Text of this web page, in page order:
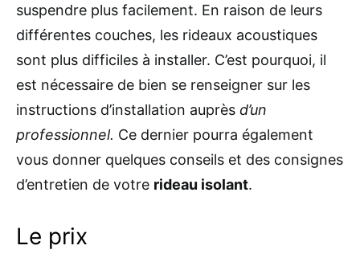
suspendre plus facilement. En raison de leurs
différentes couches, les rideaux acoustiques
sont plus difficiles à installer. C’est pourquoi, il
est nécessaire de bien se renseigner sur les
instructions d’installation auprès d’un
professionnel. Ce dernier pourra également
vous donner quelques conseils et des consignes
d’entretien de votre rideau isolant.
Le prix